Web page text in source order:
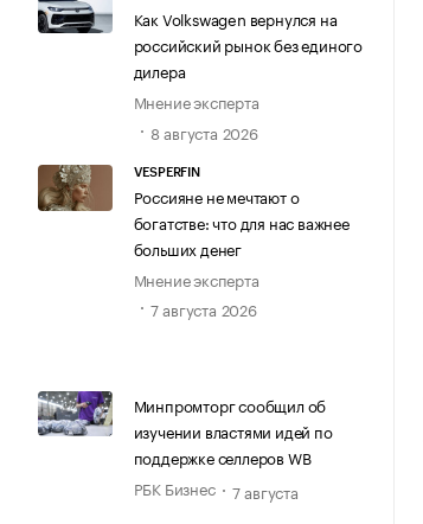
Как Volkswagen вернулся на
российский рынок без единого
дилера
Мнение эксперта
8 августа 2026
VESPERFIN
Россияне не мечтают о
богатстве: что для нас важнее
больших денег
Мнение эксперта
7 августа 2026
Минпромторг сообщил об
изучении властями идей по
поддержке селлеров WB
РБК Бизнес
7 августа